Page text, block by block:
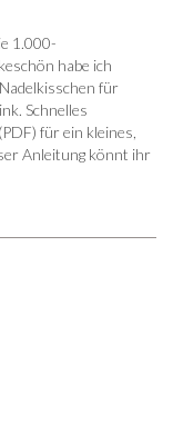
1.000-
habe ich
für
Schnelles
für ein kleines,
Anleitung könnt ihr